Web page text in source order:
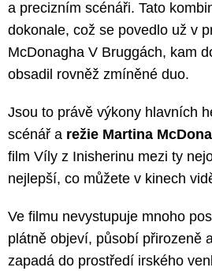
a precizním scénáři. Tato
dokonale, což se povedlo už v
McDonagha V Bruggách, kam
obsadil rovněž zmíněné duo.
Jsou to právě výkony hlavních
scénář a režie Martina
film Víly z Inisherinu mezi ty
nejlepší, co můžete v kinech
Ve filmu nevystupuje mnoho
plátně objeví, působí přirozeně
zapadá do prostředí irského